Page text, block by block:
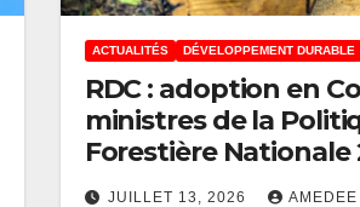
ACTUALITÉS DÉVELOPPEMENT DURABLE
RDC : adoption en
ministres de la
Forestière Nationale
JUILLET 13, 2026 AMEDEE